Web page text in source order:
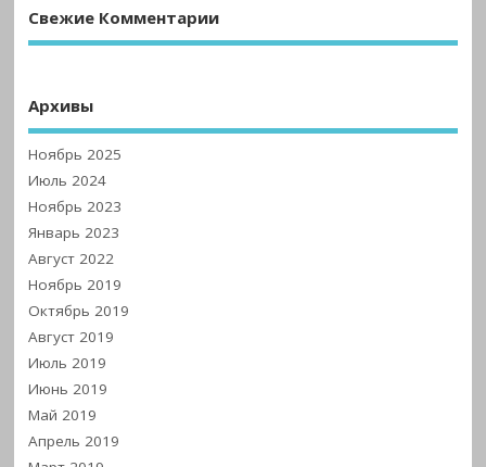
Свежие Комментарии
Архивы
Ноябрь 2025
Июль 2024
Ноябрь 2023
Январь 2023
Август 2022
Ноябрь 2019
Октябрь 2019
Август 2019
Июль 2019
Июнь 2019
Май 2019
Апрель 2019